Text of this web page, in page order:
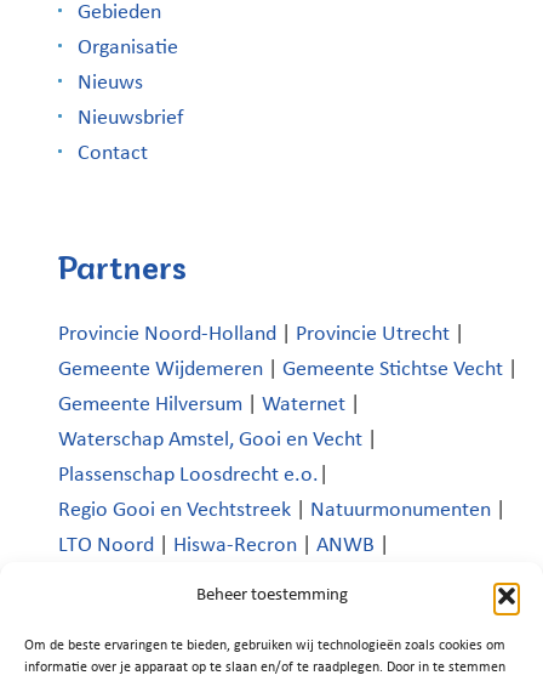
Beheer toestemming
Om de beste ervaringen te bieden, gebruiken wij technologieën zoals cookies om
informatie over je apparaat op te slaan en/of te raadplegen. Door in te stemmen
Gebieden
Organisatie
Nieuws
Nieuwsbrief
Contact
Partners
Provincie Noord-Holland Provincie Utrecht
Gemeente Wijdemeren
Gemeente Stichtse Vecht
Gemeente Hilversum
Waternet
Waterschap Amstel, Gooi en Vecht
Plassenschap Loosdrecht e.o.
Regio Gooi en Vechtstreek
Natuurmonumenten
LTO Noord
Hiswa-Recron ANWB
Platform Recreatie en Toerisme Wijdemeren|